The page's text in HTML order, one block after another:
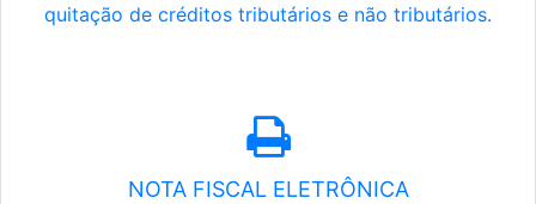
quitação de créditos tributários e não tributários.
NOTA FISCAL ELETRÔNICA